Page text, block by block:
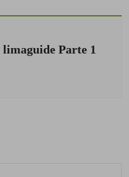
limaguide Parte 1